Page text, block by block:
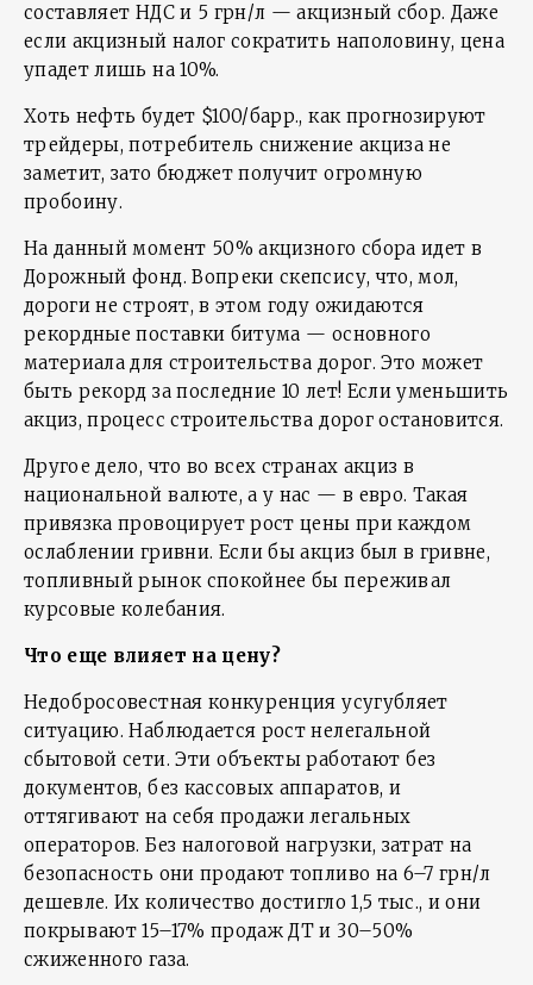
составляет НДС и 5 грн/л — акцизный сбор. Даже
если акцизный налог сократить наполовину, цена
упадет лишь на 10%.
Хоть нефть будет $100/барр., как прогнозируют
трейдеры, потребитель снижение акциза не
заметит, зато бюджет получит огромную
пробоину.
На данный момент 50% акцизного сбора идет в
Дорожный фонд. Вопреки скепсису, что, мол,
дороги не строят, в этом году ожидаются
рекордные поставки битума — основного
материала для строительства дорог. Это может
быть рекорд за последние 10 лет! Если уменьшить
акциз, процесс строительства дорог остановится.
Другое дело, что во всех странах акциз в
национальной валюте, а у нас — в евро. Такая
привязка провоцирует рост цены при каждом
ослаблении гривни. Если бы акциз был в гривне,
топливный рынок спокойнее бы переживал
курсовые колебания.
Что еще влияет на цену?
Недобросовестная конкуренция усугубляет
ситуацию. Наблюдается рост нелегальной
сбытовой сети. Эти объекты работают без
документов, без кассовых аппаратов, и
оттягивают на себя продажи легальных
операторов. Без налоговой нагрузки, затрат на
безопасность они продают топливо на 6–7 грн/л
дешевле. Их количество достигло 1,5 тыс., и они
покрывают 15–17% продаж ДТ и 30–50%
сжиженного газа.